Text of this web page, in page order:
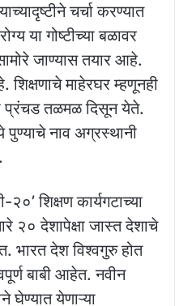
चर्चा करण्यात
या गोष्टीच्या बळावर
जाण्यास तयार आहे.
माहेरघर म्हणूनही
प्रंचड तळमळ दिसून येते.
पुण्याचे नाव अग्रस्थानी
शिक्षण कार्यगटाच्या
२० देशापेक्षा जास्त देशाचे
भारत देश विश्वगुरु होत
बाबी आहेत. नवीन
घेण्यात येणाऱ्या